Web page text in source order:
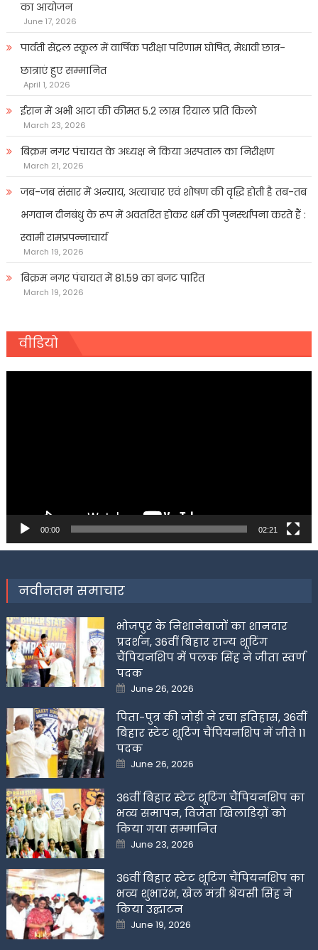
का आयोजन
June 17, 2026
पार्वती सेंट्रल स्कूल में वार्षिक परीक्षा परिणाम घोषित, मेधावी छात्र-
छात्राएं हुए सम्मानित
April 1, 2026
ईरान में अभी आटा की कीमत 5.2 लाख रियाल प्रति किलो
March 23, 2026
बिक्रम नगर पंचायत के अध्यक्ष ने किया अस्पताल का निरीक्षण
March 21, 2026
जब-जब संसार में अन्याय, अत्याचार एवं शोषण की वृद्धि होती है तब-तब
भगवान दीनबंधु के रूप में अवतरित होकर धर्म की पुनर्स्थापना करते हैं :
स्वामी रामप्रपन्नाचार्य
March 19, 2026
बिक्रम नगर पंचायत में 81.59 का बजट पारित
March 19, 2026
वीडियो
00:00 02:21
नवीनतम समाचार
भोजपुर के निशानेबाजों का शानदार
प्रदर्शन, 36वीं बिहार राज्य शूटिंग
चैंपियनशिप में पलक सिंह ने जीता स्वर्ण
पदक
Posted
on
June 26, 2026
पिता-पुत्र की जोड़ी ने रचा इतिहास, 36वीं
बिहार स्टेट शूटिंग चैंपियनशिप में जीते 11
पदक
Posted
on
June 26, 2026
36वीं बिहार स्टेट शूटिंग चैंपियनशिप का
भव्य समापन, विजेता खिलाडिय़ों को
किया गया सम्मानित
Posted
on
June 23, 2026
36वीं बिहार स्टेट शूटिंग चैंपियनशिप का
भव्य शुभारंभ, खेल मंत्री श्रेयसी सिंह ने
किया उद्घाटन
Posted
on
June 19, 2026